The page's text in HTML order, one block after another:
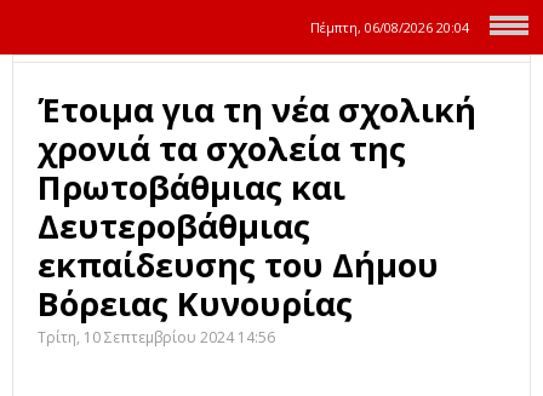
Πέμπτη, 06/08/2026 20:04
Έτοιμα για τη νέα σχολική
χρονιά τα σχολεία της
Πρωτοβάθμιας και
Δευτεροβάθμιας
εκπαίδευσης του Δήμου
Βόρειας Κυνουρίας
Τρίτη, 10 Σεπτεμβρίου 2024 14:56